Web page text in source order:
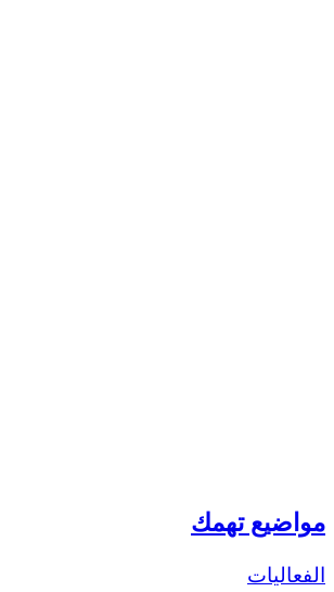
مواضيع تهمك
الفعاليات